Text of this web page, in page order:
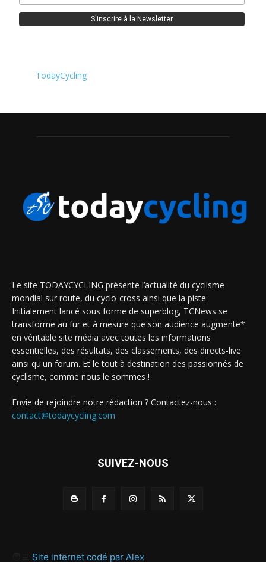
TodayCycling
Le site TODAYCYCLING présente l’actualité du cyclisme
mondial sur route, du cyclo-cross ainsi que la piste.
Initialement lancé sous forme de superblog, TCNews se
transforme au fur et à mesure que son audience augmente*
en véritable site média avec toutes les informations
essentielles, des résultats, des classements, des directs-live
ainsi qu'un forum. Et le tout à destination des passionnés de
cyclisme, comme nous le sommes !
Envie de rejoindre notre rédaction ? Contactez-nous :
contact@todaycycling.com
SUIVEZ-NOUS
Site internet codé par Alex